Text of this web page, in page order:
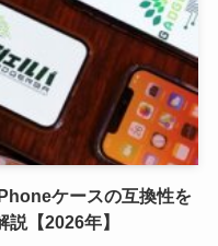
ケースの互換性を
【2026年】